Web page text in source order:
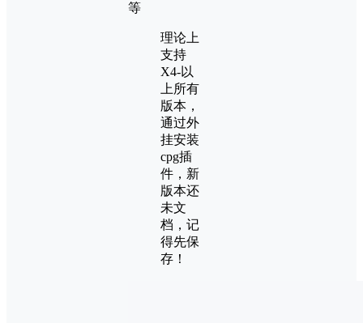
等
理论上
支持
X4-以
上所有
版本，
通过外
挂安装
cpg插
件，新
版本还
未文
档，记
得先保
存！